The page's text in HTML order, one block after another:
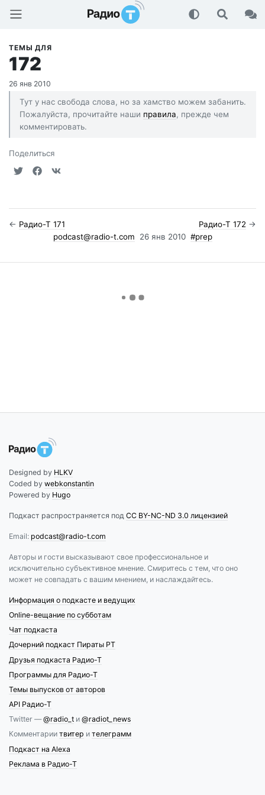
Радио-Т Подкаст
ТЕМЫ ДЛЯ
172
26 янв 2010
Тут у нас свобода слова, но за хамство можем забанить.
Пожалуйста, прочитайте наши правила, прежде чем
комментировать.
Поделиться
← Радио-Т 171 Радио-Т 172 →
podcast@radio-t.com
26 янв 2010 #prep
Designed by HLKV
Coded by webkonstantin
Powered by Hugo
Подкаст распространяется под CC BY-NC-ND 3.0 лицензией
Email: podcast@radio-t.com
Авторы и гости высказывают свое профессиональное и
исключительно субъективное мнение. Смиритесь с тем, что оно
может не совпадать с вашим мнением, и наслаждайтесь.
Информация о подкасте и ведущих
Online-вещание по субботам
Чат подкаста
Дочерний подкаст Пираты РТ
Друзья подкаста Радио-Т
Программы для Радио-Т
Темы выпусков от авторов
API Радио-Т
Twitter —@radio_t и @radiot_news
Комментарии твитер и телеграмм
Подкаст на Alexa
Реклама в Радио-Т